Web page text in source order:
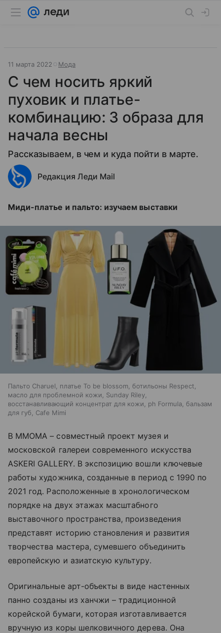
11 марта 2022 Мода
С чем носить яркий
пуховик и платье-
комбинацию: 3 образа для
начала весны
Рассказываем, в чем и куда пойти в марте.
Редакция Леди Mail
Миди-платье и пальто: изучаем выставки
Пальто Сharuel, платье To be blossom, ботильоны Respect,
масло для проблемной кожи, Sunday Riley,
восстанавливающий концентрат для кожи, ph Formula, бальзам
для губ, Cafe Mimi
В ММОМА – совместный проект музея и
московской галереи современного искусства
ASKERI GALLERY. В экспозицию вошли ключевые
работы художника, созданные в период с 1990 по
2021 год. Расположенные в хронологическом
порядке на двух этажах масштабного
выставочного пространства, произведения
представят историю становления и развития
творчества мастера, сумевшего объединить
европейскую и азиатскую культуру.
Оригинальные арт-объекты в виде настенных
панно созданы из ханчжи – традиционной
корейской бумаги, которая изготавливается
вручную из коры шелковичного дерева. Она